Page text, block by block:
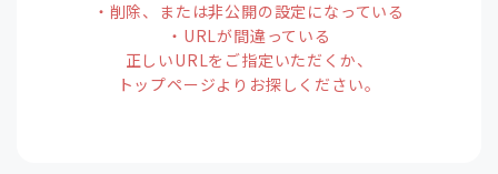
・削除、または非公開の設定になっている
・URLが間違っている
正しいURLをご指定いただくか、
トップページよりお探しください。